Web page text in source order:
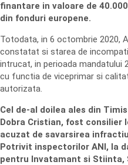
finantare in valoare de
din fonduri europene.
Totodata, in 6 octombrie 2020,
constatat si starea de
intrucat, in perioada mandatului
cu functia de viceprimar si
autorizata.
Cel de-al doilea ales din
Dobra Cristian, fost consilier
acuzat de savarsirea
Potrivit inspectorilor ANI, la
pentru Invatamant si Stiinta,